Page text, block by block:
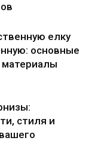
елку
основные
материалы
стиля и